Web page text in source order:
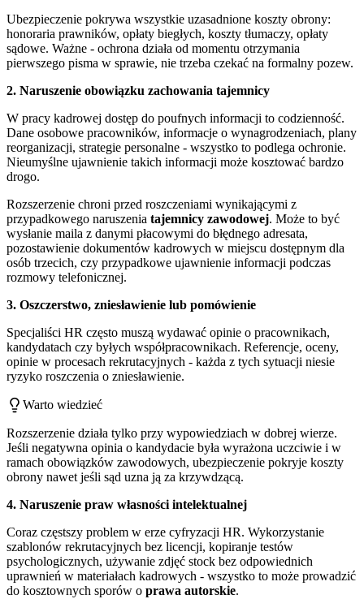
Ubezpieczenie pokrywa wszystkie uzasadnione koszty obrony:
honoraria prawników, opłaty biegłych, koszty tłumaczy, opłaty
sądowe. Ważne - ochrona działa od momentu otrzymania
pierwszego pisma w sprawie, nie trzeba czekać na formalny pozew.
2. Naruszenie obowiązku zachowania tajemnicy
W pracy kadrowej dostęp do poufnych informacji to codzienność.
Dane osobowe pracowników, informacje o wynagrodzeniach, plany
reorganizacji, strategie personalne - wszystko to podlega ochronie.
Nieumyślne ujawnienie takich informacji może kosztować bardzo
drogo.
Rozszerzenie chroni przed roszczeniami wynikającymi z
przypadkowego naruszenia tajemnicy zawodowej. Może to być
wysłanie maila z danymi płacowymi do błędnego adresata,
pozostawienie dokumentów kadrowych w miejscu dostępnym dla
osób trzecich, czy przypadkowe ujawnienie informacji podczas
rozmowy telefonicznej.
3. Oszczerstwo, zniesławienie lub pomówienie
Specjaliści HR często muszą wydawać opinie o pracownikach,
kandydatach czy byłych współpracownikach. Referencje, oceny,
opinie w procesach rekrutacyjnych - każda z tych sytuacji niesie
ryzyko roszczenia o zniesławienie.
Warto wiedzieć
Rozszerzenie działa tylko przy wypowiedziach w dobrej wierze.
Jeśli negatywna opinia o kandydacie była wyrażona uczciwie i w
ramach obowiązków zawodowych, ubezpieczenie pokryje koszty
obrony nawet jeśli sąd uzna ją za krzywdzącą.
4. Naruszenie praw własności intelektualnej
Coraz częstszy problem w erze cyfryzacji HR. Wykorzystanie
szablonów rekrutacyjnych bez licencji, kopiranje testów
psychologicznych, używanie zdjęć stock bez odpowiednich
uprawnień w materiałach kadrowych - wszystko to może prowadzić
do kosztownych sporów o prawa autorskie.